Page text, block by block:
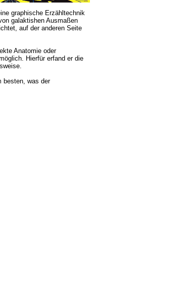
graphische Erzähltechnik
galaktishen Ausmaßen
auf der anderen Seite
Anatomie oder
Hierfür erfand er die
besten, was der